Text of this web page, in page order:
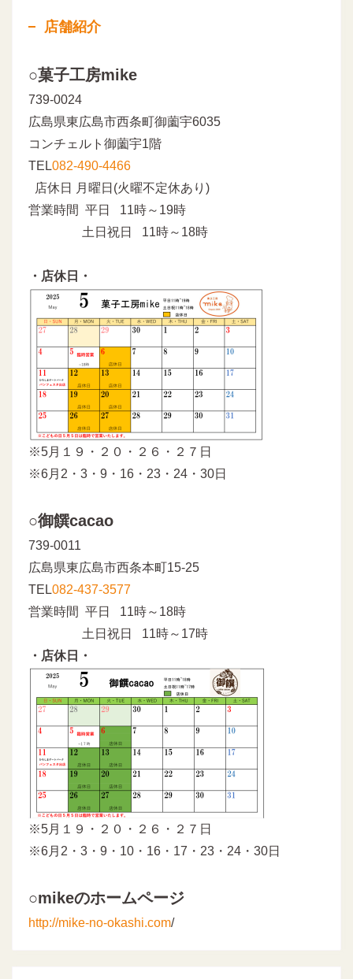
店舗紹介
○菓子工房mike
739-0024
広島県東広島市西条町御薗宇6035
コンチェルト御薗宇1階
TEL082-490-4466
店休日 月曜日(火曜不定休あり)
営業時間 平日 11時～19時
土日祝日 11時～18時
・店休日・
※5月１９・２０・２６・２７日
※6月2・3・9・16・23・24・30日
○御饌cacao
739-0011
広島県東広島市西条本町15-25
TEL082-437-3577
営業時間 平日 11時～18時
土日祝日 11時～17時
・店休日・
※5月１９・２０・２６・２７日
※6月2・3・9・10・16・17・23・24・30日
○mikeのホームページ
http://mike-no-okashi.com/